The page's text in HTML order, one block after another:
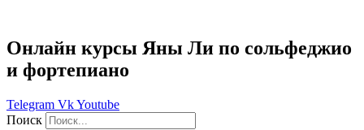
Онлайн курсы Яны Ли по сольфеджио
и фортепиано
Telegram VkYoutube
Поиск